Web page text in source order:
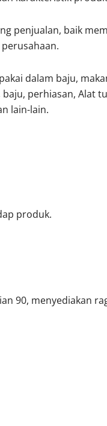
penjualan, baik
dalam baju,
perhiasan, Alat
lain-lain.
produk.
90, menyediakan